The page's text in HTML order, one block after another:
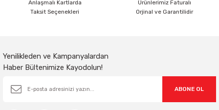
Anlaşmalı Kartlarda
Taksit Seçenekleri
Ürünlerimiz Faturalı
Orjinal ve Garantilidir
Yenilikleden ve Kampanyalardan
Haber Bültenimize Kayodolun!
ABONE OL